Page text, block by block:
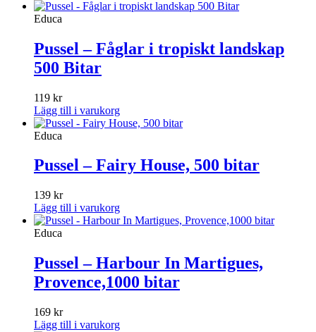
Educa
Pussel – Fåglar i tropiskt landskap
500 Bitar
119 kr
Lägg till i varukorg
Educa
Pussel – Fairy House, 500 bitar
139 kr
Lägg till i varukorg
Educa
Pussel – Harbour In Martigues,
Provence,1000 bitar
169 kr
Lägg till i varukorg